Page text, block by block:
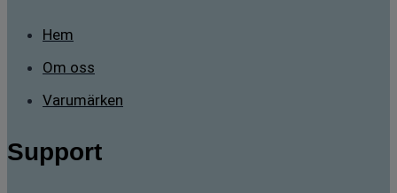
Hem
Om oss
Varumärken
Support